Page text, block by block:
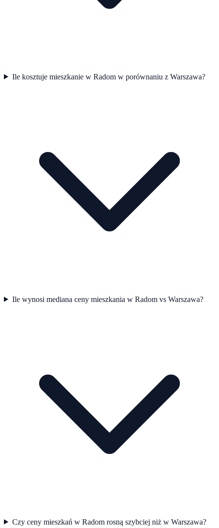
Ile kosztuje mieszkanie w Radom w porównaniu z Warszawa?
Ile wynosi mediana ceny mieszkania w Radom vs Warszawa?
Czy ceny mieszkań w Radom rosną szybciej niż w Warszawa?